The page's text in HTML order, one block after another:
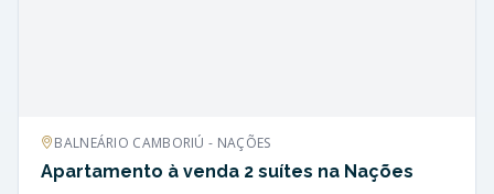
BALNEÁRIO CAMBORIÚ - NAÇÕES
Apartamento à venda 2 suítes na Nações